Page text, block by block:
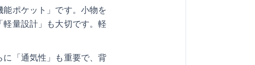
ポケット」です。小物を
量設計」も大切です。軽
「通気性」も重要で、背